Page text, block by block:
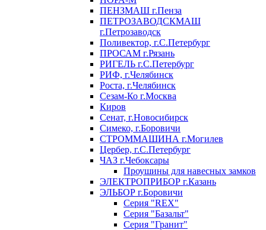
ПЕНЗМАШ г.Пенза
ПЕТРОЗАВОДСКМАШ
г.Петрозаводск
Поливектор, г.С.Петербург
ПРОСАМ г.Рязань
РИГЕЛЬ г.С.Петербург
РИФ, г.Челябинск
Роста, г.Челябинск
Сезам-Ко г.Москва
Киров
Сенат, г.Новосибирск
Симеко, г.Боровичи
СТРОММАШИНА г.Могилев
Цербер, г.С.Петербург
ЧАЗ г.Чебоксары
Проушины для навесных замков
ЭЛЕКТРОПРИБОР г.Казань
ЭЛЬБОР г.Боровичи
Серия "REX"
Серия "Базальт"
Серия "Гранит"